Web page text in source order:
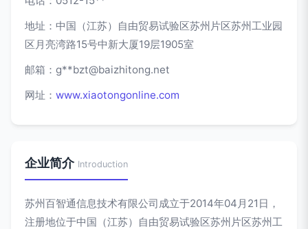
地址：中国（江苏）自由贸易试验区苏州片区苏州工业园
区月亮湾路15号中新大厦19层1905室
邮箱：g**bzt@baizhitong.net
网址： www.xiaotongonline.com
企业简介 Introduction
苏州百智通信息技术有限公司成立于2014年04月21日，
注册地位于中国（江苏）自由贸易试验区苏州片区苏州工